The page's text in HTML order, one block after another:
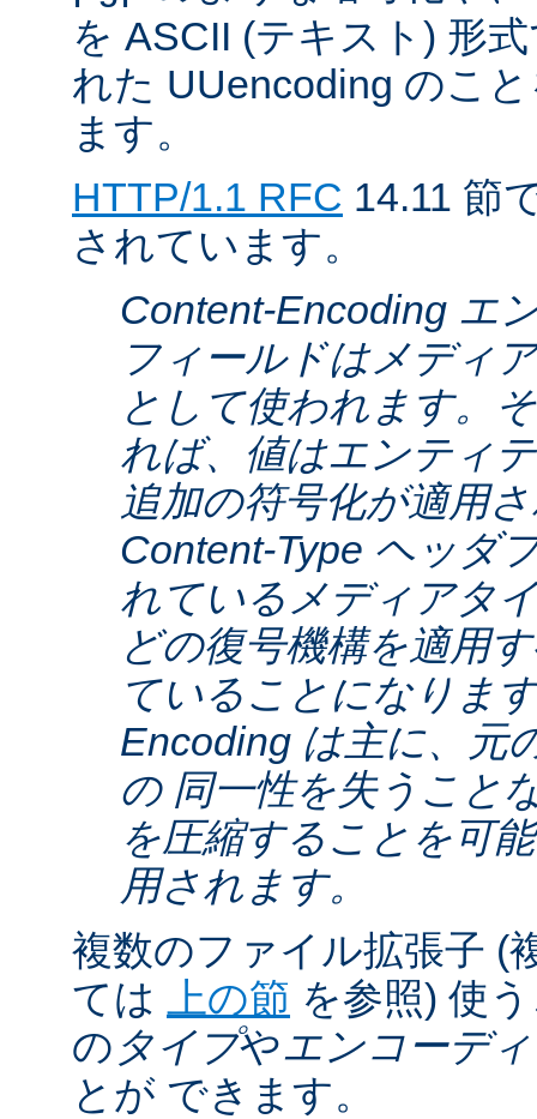
を ASCII (テキスト) 形
れた UUencoding のこ
ます。
HTTP/1.1 RFC 14.11 節
されています。
Content-Encoding エ
フィールドはメディ
として使われます。
れば、値はエンティ
追加の符号化が適用
Content-Type ヘッダ
れているメディアタ
どの復号機構を適用
ていることになりま
Encoding は主に、元
の 同一性を失うこと
を圧縮することを可
用されます。
複数のファイル拡張子 (
ては
上の節 を参照) 使
の タイプやエンコーデ
とが できます。